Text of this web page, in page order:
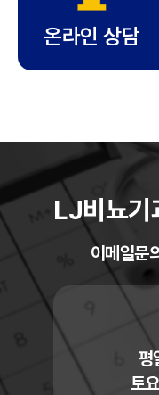
온라인 상담
LJ비뇨기
이메일문
평
토